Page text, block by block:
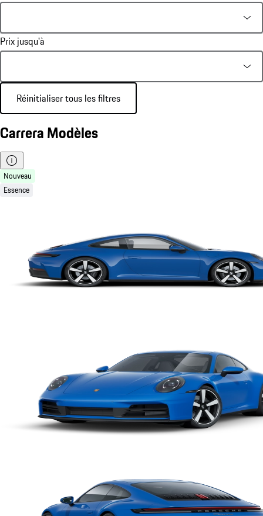
Prix jusqu'à
Réinitialiser tous les filtres
Carrera Modèles
Nouveau
Essence